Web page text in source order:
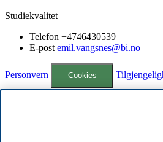
Studiekvalitet
Telefon +4746430539
E-post emil.vangsnes@bi.no
Personvern Cookies